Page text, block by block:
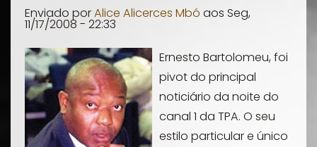
Enviado porAlice Alicerces Mbó aos Seg,
11/17/2008 - 22:33
Ernesto Bartolomeu, foi
pivot do principal
noticiário da noite do
canal 1 da TPA. O seu
estilo particular e único